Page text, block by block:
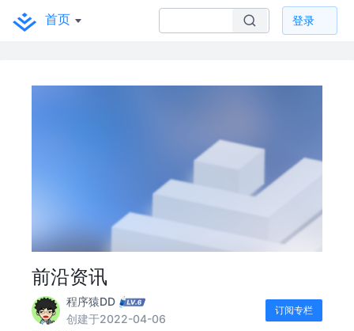
首页 登录
前沿资讯
程序猿DD
创建于2022-04-06
订阅专栏